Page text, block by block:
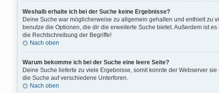
Weshalb erhalte ich bei der Suche keine Ergebnisse?
Deine Suche war möglicherweise zu allgemein gehalten und enthielt zu
benutze die Optionen, die dir die erweiterte Suche bietet. Außerdem ist
die Rechtschreibung der Begriffe!
Nach oben
Warum bekomme ich bei der Suche eine leere Seite?
Deine Suche lieferte zu viele Ergebnisse, somit konnte der Webserver
die Suche auf verschiedene Unterforen.
Nach oben